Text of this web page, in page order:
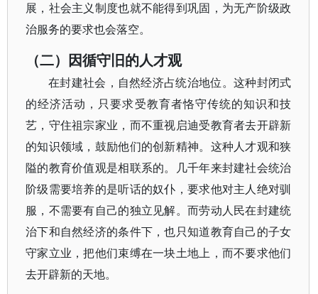
展，社会主义制度也就不能得到巩固，为无产阶级政
治服务的要求也会落空。
（二）因循守旧的人才观
在封建社会，自然经济占统治地位。这种封闭式
的经济活动，只要求受教育者恪守传统的知识和技
艺，守住祖宗家业，而不重视启迪受教育者去开辟新
的知识领域，鼓励他们的创新精神。这种人才观和狭
隘的教育价值观是相联系的。几千年来封建社会统治
阶级需要培养的是听话的奴仆，要求他对主人绝对驯
服，不需要有自己的独立见解。而劳动人民在封建统
治下和自然经济的条件下，也只知道教育自己的子女
守家立业，把他们束缚在一块土地上，而不要求他们
去开辟新的天地。